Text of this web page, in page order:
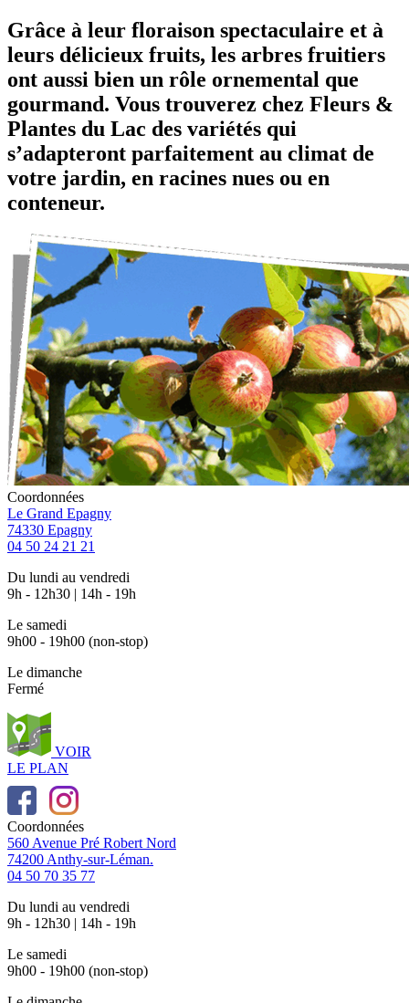
Grâce à leur floraison spectaculaire et à
leurs délicieux fruits, les arbres fruitiers
ont aussi bien un rôle ornemental que
gourmand. Vous trouverez chez Fleurs &
Plantes du Lac des variétés qui
s’adapteront parfaitement au climat de
votre jardin, en racines nues ou en
conteneur.
Coordonnées
Le Grand Epagny
74330 Epagny
04 50 24 21 21
Du lundi au vendredi
9h - 12h30 | 14h - 19h
Le samedi
9h00 - 19h00 (non-stop)
Le dimanche
Fermé
VOIR
LE PLAN
Coordonnées
560 Avenue Pré Robert Nord
74200 Anthy-sur-Léman.
04 50 70 35 77
Du lundi au vendredi
9h - 12h30 | 14h - 19h
Le samedi
9h00 - 19h00 (non-stop)